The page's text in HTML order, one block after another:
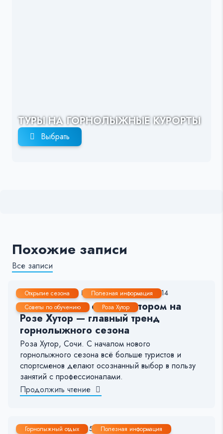
ТУРЫ НА ГОРНОЛЫЖНЫЕ КУРОРТЫ
Выбрать
Похожие записи
Все записи
Открытие сезона
Полезная информация
Советы по обучению
Роза Хутор
24 Дек, 2025 2-3 мин. 114 14
Почему уроки с инструктором на
Розе Хутор — главный тренд
горнолыжного сезона
Роза Хутор, Сочи. С началом нового
горнолыжного сезона всё больше туристов и
спортсменов делают осознанный выбор в пользу
занятий с профессионалами.
Продолжить чтение
Горнолыжный отдых Полезная информация
19 Янв, 2025 5-6 мин. 340 19